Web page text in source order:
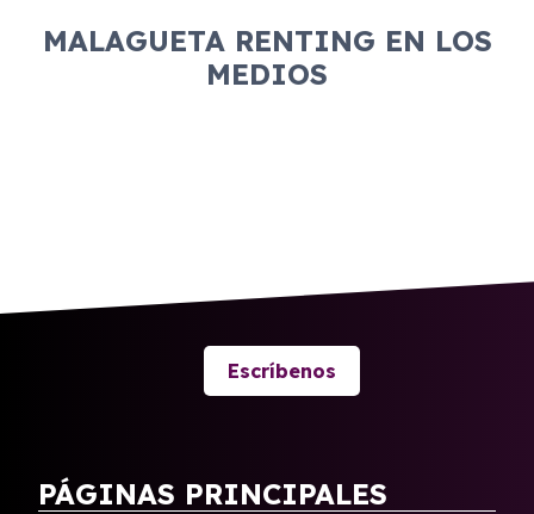
MALAGUETA RENTING EN LOS
MEDIOS
Escríbenos
PÁGINAS PRINCIPALES